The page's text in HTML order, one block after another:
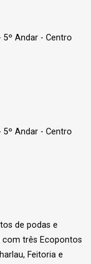
Andar - Centro
Andar - Centro
de podas e
três Ecopontos
Feitoria e